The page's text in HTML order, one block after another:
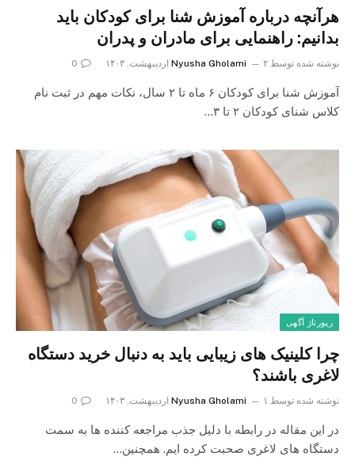
هرآنچه درباره آموزش شنا برای کودکان باید
بدانیم: راهنمایی برای مادران و پدران
نوشته شده توسط Nyusha Gholami ۲ اردیبهشت, ۱۴۰۳ 0
آموزش شنا برای کودکان ۶ ماه تا ۲ سال، نکات مهم در ثبت نام
کلاس شنای کودکان ۲ تا ۳…
رپورتاژ آگهی
چرا کلینیک های زیبایی باید به دنبال خرید دستگاه
لاغری باشند؟
نوشته شده توسط Nyusha Gholami ۱ اردیبهشت, ۱۴۰۳ 0
در این مقاله در رابطه با دلیل جذب مراجعه کننده ها به سمت
دستگاه های لاغری صحبت کرده ایم. همچنین…